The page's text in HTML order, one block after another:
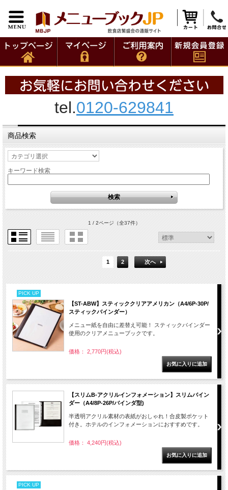
tel.0120-629841
商品検索
キーワード検索
1 / 2ページ（全37件）
1 2 次へ
PICK UP
【ST-ABW】スティッククリアアメリカン（A4/6P-30P/
スティックバインダー）
メニュー紙を自由に差替え可能！ スティックバインダー
使用のクリアメニューブックです。
価格： 2,770円(税込)
【スリムB-アクリルインフォメーション】スリムバイン
ダー（A4/8P-26P/バインダ型)
半透明アクリル素材の表紙がおしゃれ！合皮製ポケット
付き。ホテルのインフォメーションにおすすめです。
価格： 4,240円(税込)
PICK UP